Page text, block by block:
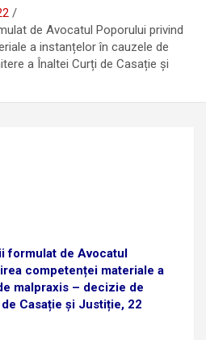
de Avocatul Poporului privind
a instanțelor în cauzele de
a Înaltei Curți de Casație și
formulat de Avocatul
competenței materiale a
malpraxis – decizie de
Casație și Justiție, 22